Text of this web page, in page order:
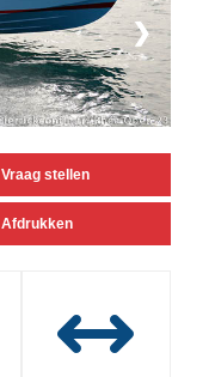
❯
Vraag stellen
Afdrukken